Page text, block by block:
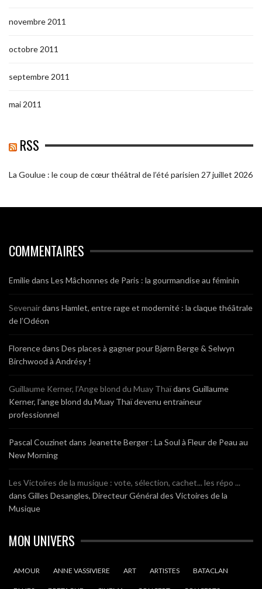
novembre 2011
octobre 2011
septembre 2011
mai 2011
RSS
La Goulue : le coup de cœur théâtral de l’été parisien 27 juillet 2026
COMMENTAIRES
Emiliedans Les Mâchonnes de Paris : la gourmandise au féminin
Sevenairdans Hamlet, entre rage et modernité : la claque théâtrale
de l’Odéon
Florencedans Des places à gagner pour Bjørn Berge & Selwyn
Birchwood à Andrésy !
Guillaume Kerner, l’Ange blond du Muay Thaïdans Guillaume
Kerner, l’ange blond du Muay Thaï devenu entraineur
professionnel
Pascal Couzinet dans Jeanette Berger : La Soul à Fleur de Peau au
New Morning
Les Victoires de la musique : vote, sélection, cachet... les répo ...
dans Gilles Desangles, Directeur Général des Victoires de la
Musique
MON UNIVERS
AMOUR ANNE VASSIVIERE ART ARTISTES BATACLAN